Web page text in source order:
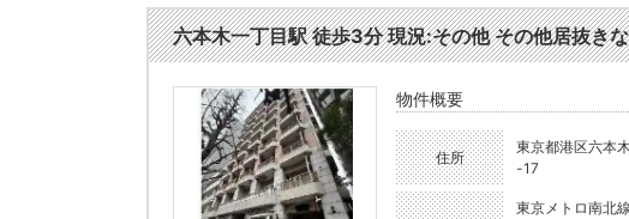
六本木一丁目駅 徒歩3分 現況:その他 その他居抜き
物件概要
住所
東京都港区六本
-17
東京メトロ南北